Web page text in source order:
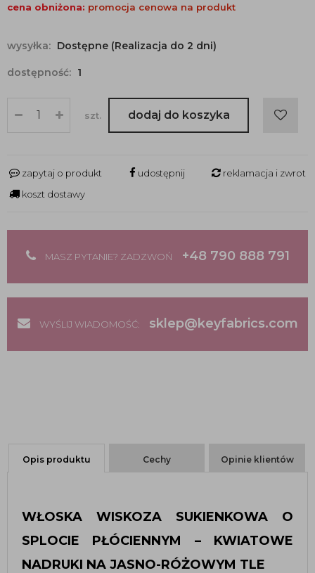
cena obniżona: promocja cenowa na produkt
wysyłka: Dostępne (Realizacja do 2 dni)
dostępność: 1
szt. dodaj do koszyka
zapytaj o produkt udostępnij
reklamacja i zwrot
koszt dostawy
MASZ PYTANIE? ZADZWOŃ +48 790 888 791
WYŚLIJ WIADOMOŚĆ: sklep@keyfabrics.com
Opis produktu Cechy Opinie klientów
WŁOSKA WISKOZA SUKIENKOWA O
SPLOCIE PŁÓCIENNYM – KWIATOWE
NADRUKI NA JASNO-RÓŻOWYM TLE